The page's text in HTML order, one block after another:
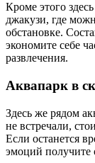
Кроме этого
джакузи, где
обстановке.
экономите себе
развлечения.
Аквапарк в
Здесь же рядом
не встречали,
Если останется
эмоций получите